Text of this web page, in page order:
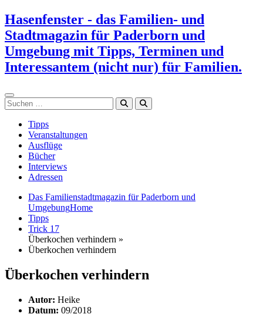
Zum
Inhalt
springen
Hasenfenster - das Familien- und
Stadtmagazin für Paderborn und
Umgebung mit Tipps, Terminen und
Interessantem (nicht nur) für Familien.
Suchen
Tipps
Veranstaltungen
Ausflüge
Bücher
Interviews
Adressen
Das Familienstadtmagazin für Paderborn und
UmgebungHome
Tipps
Trick 17
Überkochen verhindern »
Überkochen verhindern
Überkochen verhindern
Autor: Heike
Datum: 09/2018